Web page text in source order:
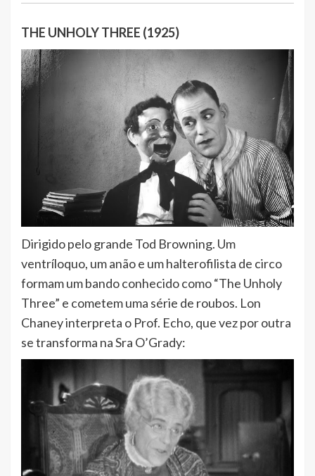
THE UNHOLY THREE (1925)
Dirigido pelo grande Tod Browning. Um
ventríloquo, um anão e um halterofilista de circo
formam um bando conhecido como “The Unholy
Three” e cometem uma série de roubos. Lon
Chaney interpreta o Prof. Echo, que vez por outra
se transforma na Sra O’Grady: